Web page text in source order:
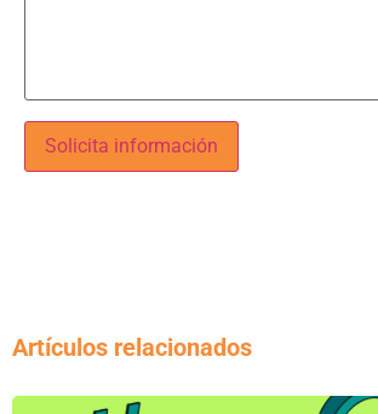
Artículos relacionados